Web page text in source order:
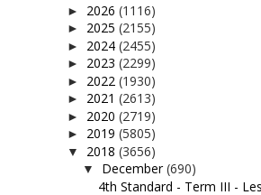
► 2026 (1116)
► 2025 (2155)
► 2024 (2455)
► 2023 (2299)
► 2022 (1930)
► 2021 (2613)
► 2020 (2719)
► 2019 (5805)
▼ 2018 (3656)
▼ December(690)
4th Standard - Term III -